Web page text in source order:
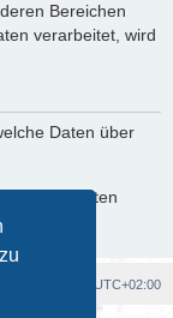
Bereichen
verarbeitet, wird
Daten über
deiner Daten
UTC+02:00